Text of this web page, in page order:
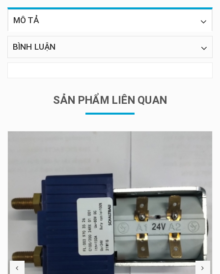
MÔ TẢ
BÌNH LUẬN
SẢN PHẨM LIÊN QUAN